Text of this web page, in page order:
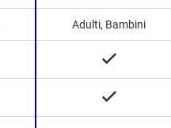
Adulti, Bambini